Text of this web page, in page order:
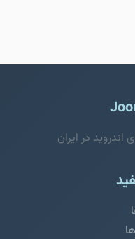
در ایران